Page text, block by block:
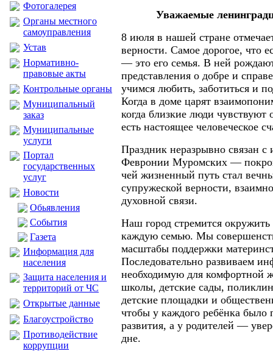
Фотогалерея
Органы местного
самоуправления
Устав
Нормативно-
правовые акты
Контрольные органы
Муниципальный
заказ
Муниципальные
услуги
Портал
государственных
услуг
Новости
Обьявления
События
Газета
Информация для
населения
Защита населения и
территорий от ЧС
Открытые данные
Благоустройство
Противодействие
коррупции
Уважаемые
8 июля в нашей стране
верности. Самое дорогое, что
— это его семья. В ней
представления о добре и
учимся любить, заботиться и
Когда в доме царят
когда близкие люди
есть настоящее человеческое
Праздник неразрывно связан
Февронии Муромских —
чей жизненный путь стал
супружеской верности,
духовной связи.
Наш город стремится
каждую семью. Мы
масштабы поддержки
Последовательно развиваем
необходимую для комфортной
школы, детские сады,
детские площадки и
чтобы у каждого ребёнка было
развития, а у родителей —
дне.